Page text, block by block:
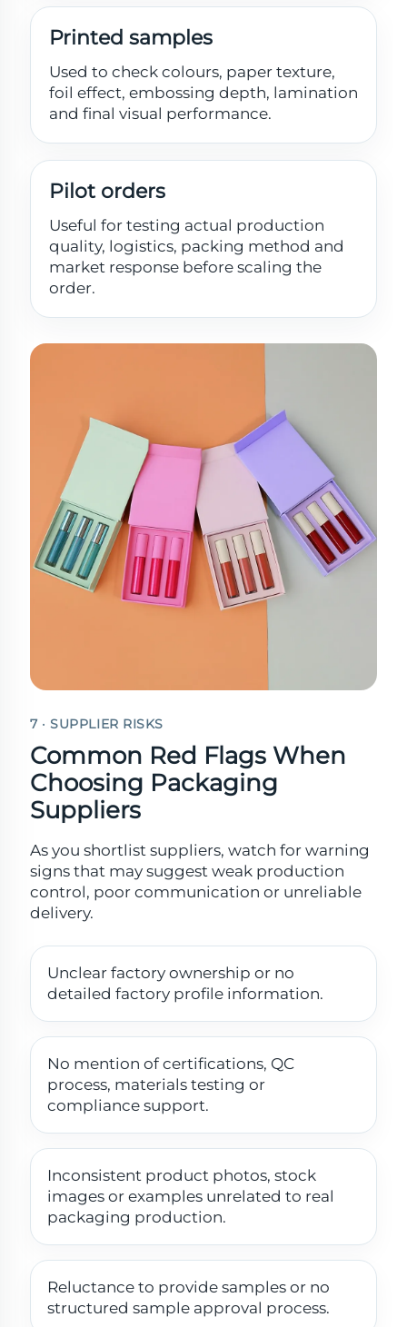
Printed samples
Used to check colours, paper texture,
foil effect, embossing depth, lamination
and final visual performance.
Pilot orders
Useful for testing actual production
quality, logistics, packing method and
market response before scaling the
order.
7 · SUPPLIER RISKS
Common Red Flags When
Choosing Packaging
Suppliers
As you shortlist suppliers, watch for warning
signs that may suggest weak production
control, poor communication or unreliable
delivery.
Unclear factory ownership or no
detailed factory profile information.
No mention of certifications, QC
process, materials testing or
compliance support.
Inconsistent product photos, stock
images or examples unrelated to real
packaging production.
Reluctance to provide samples or no
structured sample approval process.